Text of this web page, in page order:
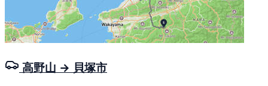
高野山 → 貝塚市